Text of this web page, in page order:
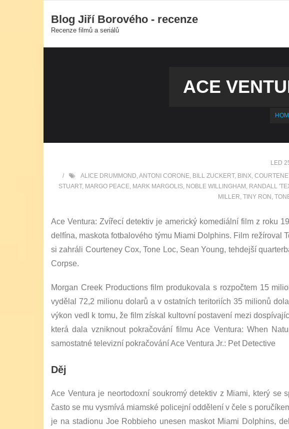
content
Blog Jiří Borového - recenze
Recenze filmů a seriálů
ACE
LED
ALICE DRUMMOND,ANTONI CORONE, BILL ZUCKERT, BINX,
STUART, MARGO PEACE, MARK MARGOLIS, NOBLE WILLINGHAM , RANDALL
MILLER, TINY RON ,
Ace Ventura: Zvířecí detektiv je americký komediální film z roku
delfína, maskota fotbalového týmu Miami Dolphins. Film režíroval
si zahráli Courteney Cox, Tone Loc, Sean Young, tehdejší
Corpse.
Morgan Creek Productions film produkovala s rozpočtem 15
vydělal 72,2 milionu dolarů a v ostatních teritoriích 35 milionů
výkon vedl k tomu, že film získal kultovní postavení mezi
která dala vzniknout pokračování filmu Ace Ventura: When
samostatné televizní pokračování Ace Ventura Jr.: Pet Detective
Děj
Ace Ventura je neortodoxní soukromý detektiv z Miami, který
často se mu vysmívá miamské policejní oddělení v čele s
je na stadionu Joe Robbieho unesen maskot Miami Dolphins,